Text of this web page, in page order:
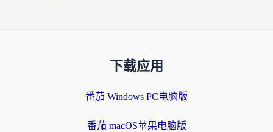
下载应用
番茄 Windows PC电脑版
番茄 macOS苹果电脑版